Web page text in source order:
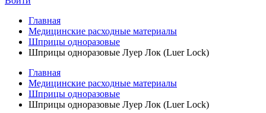
Главная
Медицинские расходные материалы
Шприцы одноразовые
Шприцы одноразовые Луер Лок (Luer Lock)
Главная
Медицинские расходные материалы
Шприцы одноразовые
Шприцы одноразовые Луер Лок (Luer Lock)